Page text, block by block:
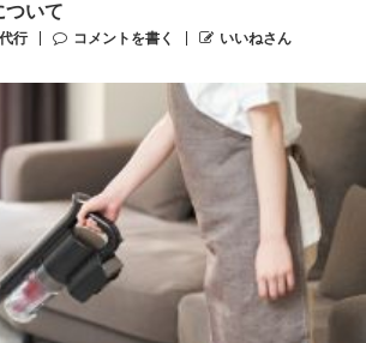
ついて
行 コメントを書く いいねさん